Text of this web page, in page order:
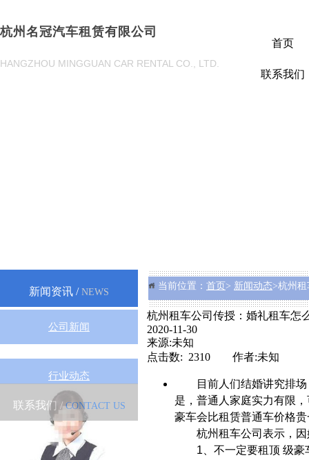
杭州名冠汽车租赁有限公司
HANGZHOU MINGGUAN CAR RENTAL CO., LTD.
首页
联系我们
当前位置： 首页 > 新闻动态>杭州
新闻资讯 / NEWS
公司新闻
行业动态
联系我们 /CONTACT US
杭州租车公司传授：婚礼租车怎
2020-11-30
来源:未知
点击数: 2310 作者:未知
目前人们结婚讲究排
是，普通人家庭实力有限
豪车会比租赁普通车价格
杭州租车公司表示，
1、不一定要租顶 级